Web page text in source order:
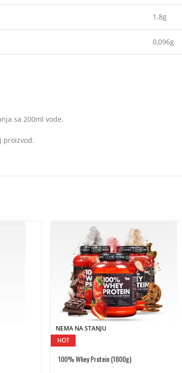
1.8g
0,096g
sa 200ml vode.
proizvod.
NEMA NA STANJU
HOT
100% Whey Protein (1800g)